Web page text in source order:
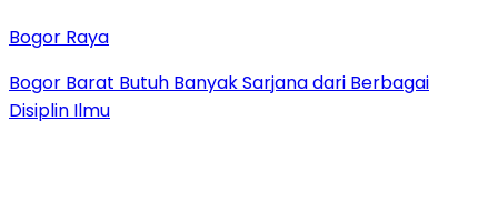
Bogor Raya
Bogor Barat Butuh Banyak Sarjana dari Berbagai
Disiplin Ilmu